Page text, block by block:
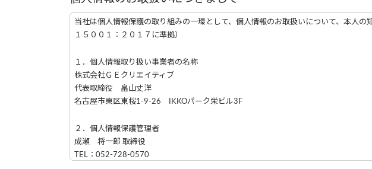
当社は個人情報保護の取り組みの一環として、個人情報のお取扱いについて、本人
１５００１：２０１７に準拠）
１．個人情報取り扱い事業者の名称
株式会社ＧＥクリエイティブ
代表取締役 畠山丈洋
名古屋市東区東桜1-9-26 IKKOパーク栄ビル3F
２．個人情報保護管理者
成瀬 将一郎 取締役
TEL：052-728-0570